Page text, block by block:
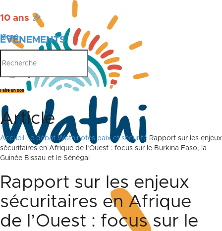
10 ans 🎉
ÉVÉNEMENTS
PUBLICATIONS
Menu
Faire un don
Article
Accueil Le débat Wathinotes paix et sécurité Rapport sur les enjeux
sécuritaires en Afrique de l’Ouest : focus sur le Burkina Faso, la
Guinée Bissau et le Sénégal
Rapport sur les enjeux
sécuritaires en Afrique
de l’Ouest : focus sur le